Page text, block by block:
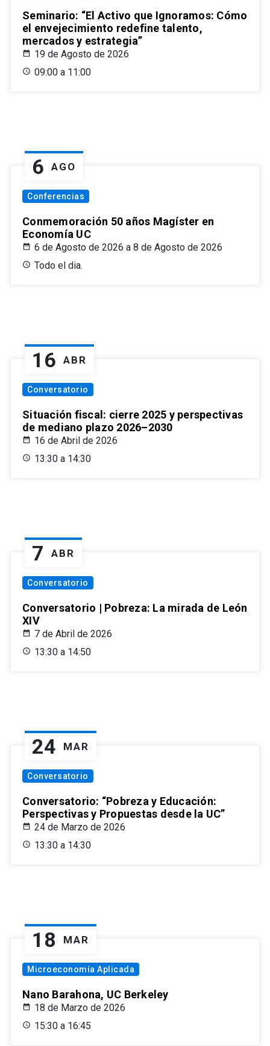
Seminario: “El Activo que Ignoramos: Cómo
el envejecimiento redefine talento,
mercados y estrategia”
19 de Agosto de 2026
09:00 a 11:00
6 AGO
Conferencias
Conmemoración 50 años Magíster en
Economía UC
6 de Agosto de 2026 a 8 de Agosto de 2026
Todo el dia.
16 ABR
Conversatorio
Situación fiscal: cierre 2025 y perspectivas
de mediano plazo 2026–2030
16 de Abril de 2026
13:30 a 14:30
7 ABR
Conversatorio
Conversatorio | Pobreza: La mirada de León
XIV
7 de Abril de 2026
13:30 a 14:50
24 MAR
Conversatorio
Conversatorio: “Pobreza y Educación:
Perspectivas y Propuestas desde la UC”
24 de Marzo de 2026
13:30 a 14:30
18 MAR
Microeconomía Aplicada
Nano Barahona, UC Berkeley
18 de Marzo de 2026
15:30 a 16:45